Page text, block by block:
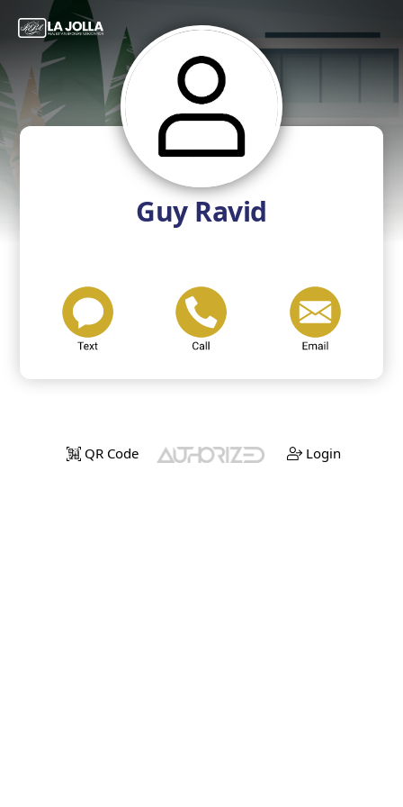
Guy Ravid
QR Code Login